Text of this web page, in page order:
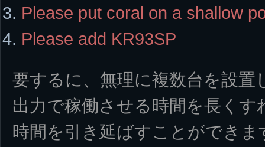
Please put coral on a shallow
Please add KR93SP
要するに、無理に複数台を設
出力で稼働させる時間を長く
時間を引き延ばすことができま